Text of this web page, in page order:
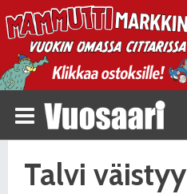
Talvi väistyy